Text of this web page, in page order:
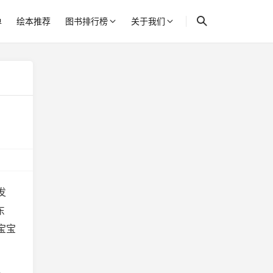
绘本推荐 图书排行榜 关于我们
宝